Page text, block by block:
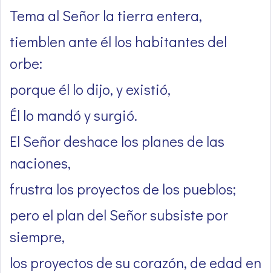
Tema al Señor la tierra entera,
tiemblen ante él los habitantes del
orbe:
porque él lo dijo, y existió,
Él lo mandó y surgió.
El Señor deshace los planes de las
naciones,
frustra los proyectos de los pueblos;
pero el plan del Señor subsiste por
siempre,
los proyectos de su corazón, de edad en